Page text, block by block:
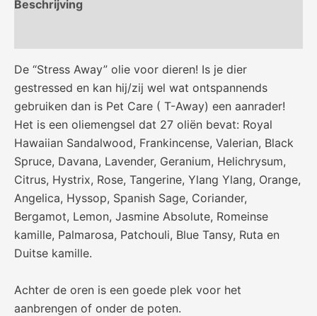
Beschrijving
De “Stress Away” olie voor dieren! Is je dier
gestressed en kan hij/zij wel wat ontspannends
gebruiken dan is Pet Care ( T-Away) een aanrader!
Het is een oliemengsel dat 27 oliën bevat: Royal
Hawaiian Sandalwood, Frankincense, Valerian, Black
Spruce, Davana, Lavender, Geranium, Helichrysum,
Citrus, Hystrix, Rose, Tangerine, Ylang Ylang, Orange,
Angelica, Hyssop, Spanish Sage, Coriander,
Bergamot, Lemon, Jasmine Absolute, Romeinse
kamille, Palmarosa, Patchouli, Blue Tansy, Ruta en
Duitse kamille.
Achter de oren is een goede plek voor het
aanbrengen of onder de poten.